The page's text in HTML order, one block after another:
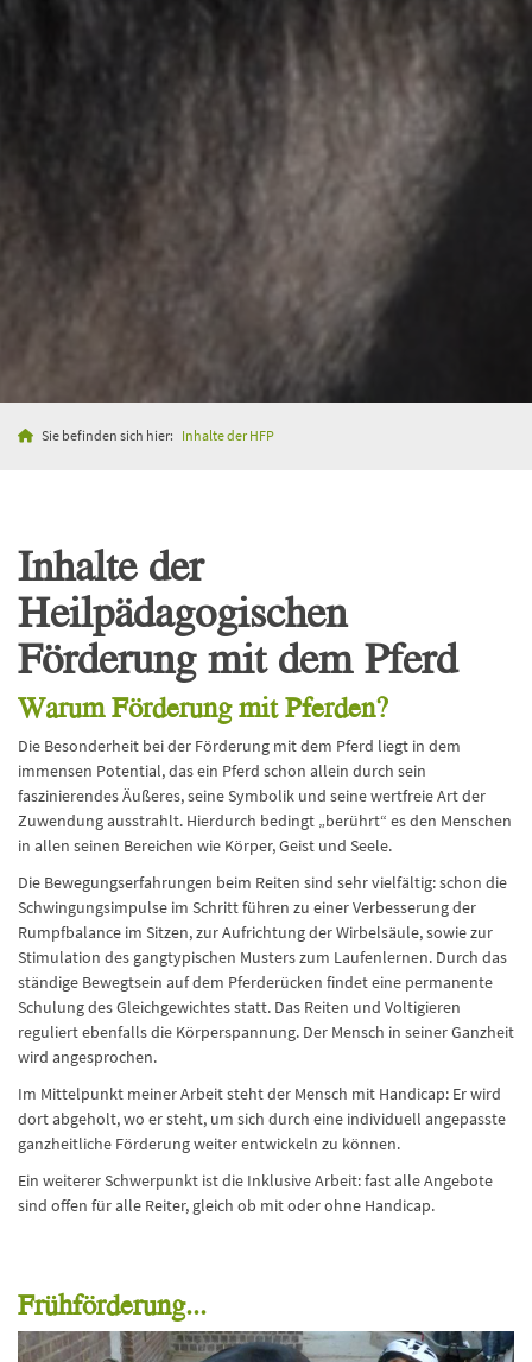
Sie befinden sich hier: Inhalte der HFP
Inhalte der
Heilpädagogischen
Förderung mit dem Pferd
Warum Förderung mit Pferden?
Die Besonderheit bei der Förderung mit dem Pferd liegt in dem
immensen Potential, das ein Pferd schon allein durch sein
faszinierendes Äußeres, seine Symbolik und seine wertfreie Art der
Zuwendung ausstrahlt. Hierdurch bedingt „berührt“ es den Menschen
in allen seinen Bereichen wie Körper, Geist und Seele.
Die Bewegungserfahrungen beim Reiten sind sehr vielfältig: schon die
Schwingungsimpulse im Schritt führen zu einer Verbesserung der
Rumpfbalance im Sitzen, zur Aufrichtung der Wirbelsäule, sowie zur
Stimulation des gangtypischen Musters zum Laufenlernen. Durch das
ständige Bewegtsein auf dem Pferderücken findet eine permanente
Schulung des Gleichgewichtes statt. Das Reiten und Voltigieren
reguliert ebenfalls die Körperspannung. Der Mensch in seiner Ganzheit
wird angesprochen.
Im Mittelpunkt meiner Arbeit steht der Mensch mit Handicap: Er wird
dort abgeholt, wo er steht, um sich durch eine individuell angepasste
ganzheitliche Förderung weiter entwickeln zu können.
Ein weiterer Schwerpunkt ist die Inklusive Arbeit: fast alle Angebote
sind offen für alle Reiter, gleich ob mit oder ohne Handicap.
Frühförderung...